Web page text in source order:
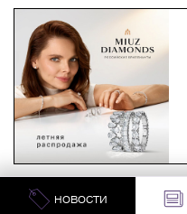
новости